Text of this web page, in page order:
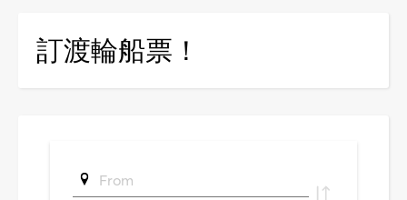
訂渡輪船票！